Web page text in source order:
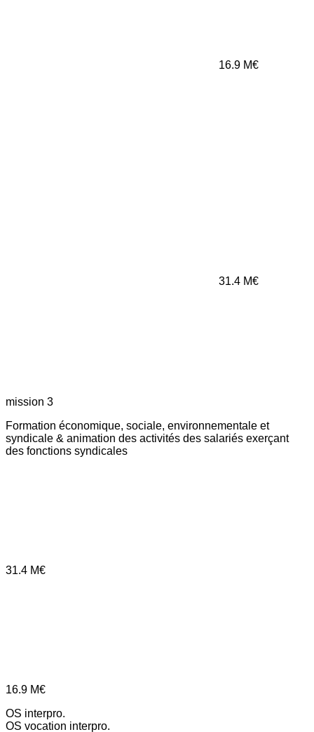
16.9 M€
31.4 M€
mission 3
Formation économique, sociale, environnementale et
syndicale & animation des activités des salariés exerçant
des fonctions syndicales
31.4 M€
16.9 M€
OS interpro.
OS vocation interpro.